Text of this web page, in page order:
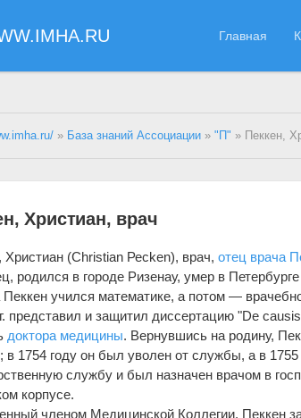
Главная
» База знаний Ассоциации »"П" » Пеккен,
Христиан, врач
Христиан (Christian Ресken), врач,отец врача
родился в городе Ризенау, умер в Петербурге
учился математике, а потом —
представил и защитил диссертацию "De
доктора медицины. Вернувшись на родину,
в 1754 году он был уволен от службы, а в 1755
службу и был назначен врачом в
корпусе.
членом Медицинской Коллегии, Пеккен